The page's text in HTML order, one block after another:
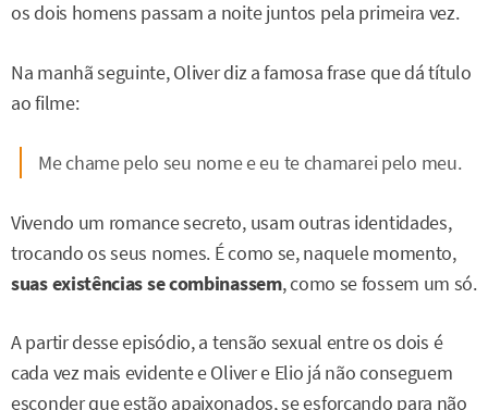
os dois homens passam a noite juntos pela primeira vez.
Na manhã seguinte, Oliver diz a famosa frase que dá título
ao filme:
Me chame pelo seu nome e eu te chamarei pelo meu.
Vivendo um romance secreto, usam outras identidades,
trocando os seus nomes. É como se, naquele momento,
suas existências se combinassem, como se fossem um só.
A partir desse episódio, a tensão sexual entre os dois é
cada vez mais evidente e Oliver e Elio já não conseguem
esconder que estão apaixonados, se esforçando para não